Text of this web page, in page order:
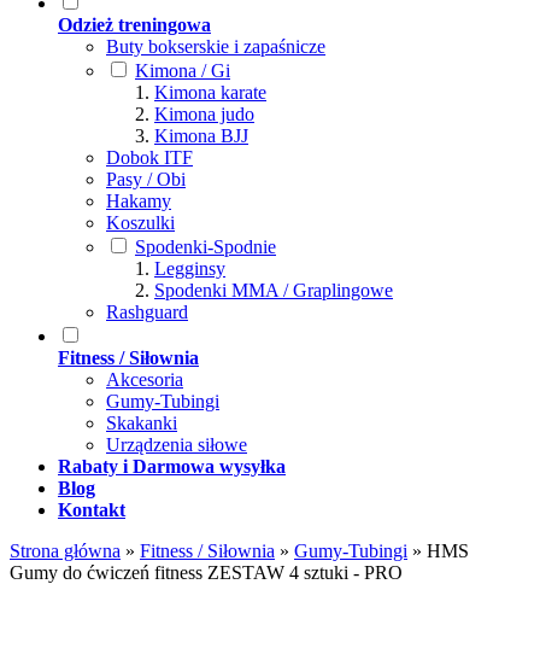
Odzież treningowa
Buty bokserskie i zapaśnicze
Kimona / Gi
Kimona karate
Kimona judo
Kimona BJJ
Dobok ITF
Pasy / Obi
Hakamy
Koszulki
Spodenki-Spodnie
Legginsy
Spodenki MMA / Graplingowe
Rashguard
Fitness / Siłownia
Akcesoria
Gumy-Tubingi
Skakanki
Urządzenia siłowe
Rabaty i Darmowa wysyłka
Blog
Kontakt
Strona główna » Fitness / Siłownia » Gumy-Tubingi » HMS
Gumy do ćwiczeń fitness ZESTAW 4 sztuki - PRO